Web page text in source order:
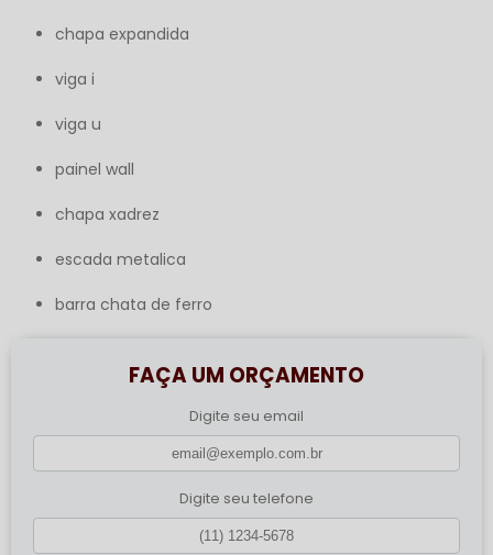
chapa expandida
viga i
viga u
painel wall
chapa xadrez
escada metalica
barra chata de ferro
FAÇA UM ORÇAMENTO
Digite seu email
Digite seu telefone